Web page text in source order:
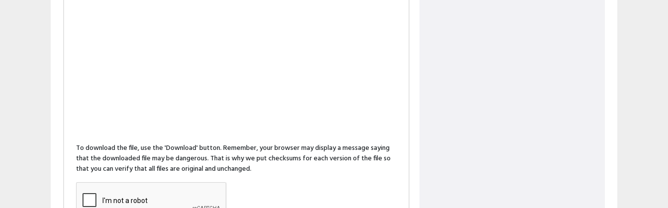
To download the file, use the 'Download' button. Remember, your browser may display a message saying
that the downloaded file may be dangerous. That is why we put checksums for each version of the file so
that you can verify that all files are original and unchanged.